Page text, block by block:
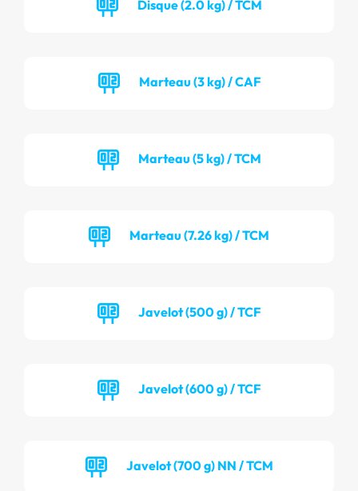
Disque (2.0 kg) / TCM
Marteau (3 kg) / CAF
Marteau (5 kg) / TCM
Marteau (7.26 kg) / TCM
Javelot (500 g) / TCF
Javelot (600 g) / TCF
Javelot (700 g) NN / TCM